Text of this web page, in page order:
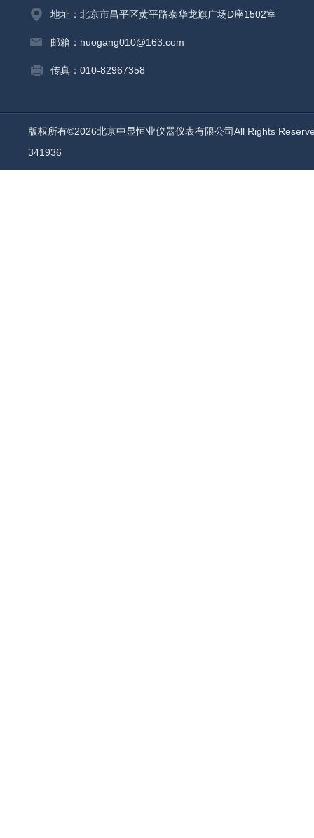
地址：北京市昌平区黄平路泰华龙旗广场D座1502室
邮箱：huogang010@163.com
传真：010-82967358
版权所有©2026北京中显恒业仪器仪表有限公司All Rights
341936